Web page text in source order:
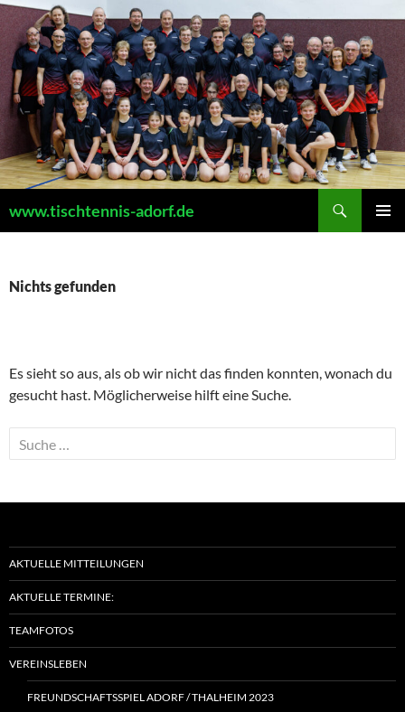
Zum
Inhalt
springen
www.tischtennis-adorf.de
Nichts gefunden
Es sieht so aus, als ob wir nicht das finden konnten, wonach du
gesucht hast. Möglicherweise hilft eine Suche.
Suche
nach:
AKTUELLE MITTEILUNGEN
AKTUELLE TERMINE:
TEAMFOTOS
VEREINSLEBEN
FREUNDSCHAFTSSPIEL ADORF / THALHEIM 2023